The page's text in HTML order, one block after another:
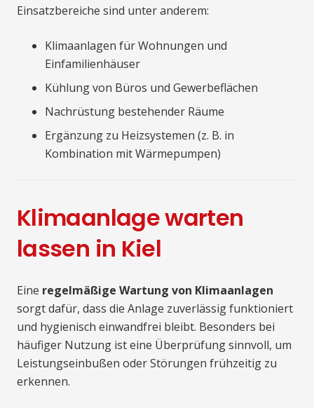
Einsatzbereiche sind unter anderem:
Klimaanlagen für Wohnungen und
Einfamilienhäuser
Kühlung von Büros und Gewerbeflächen
Nachrüstung bestehender Räume
Ergänzung zu Heizsystemen (z. B. in
Kombination mit Wärmepumpen)
Klimaanlage warten
lassen in Kiel
Eine regelmäßige Wartung von Klimaanlagen
sorgt dafür, dass die Anlage zuverlässig funktioniert
und hygienisch einwandfrei bleibt. Besonders bei
häufiger Nutzung ist eine Überprüfung sinnvoll, um
Leistungseinbußen oder Störungen frühzeitig zu
erkennen.